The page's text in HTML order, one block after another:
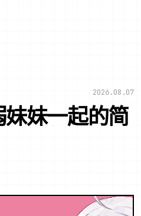
2026.08.07
妹一起的简